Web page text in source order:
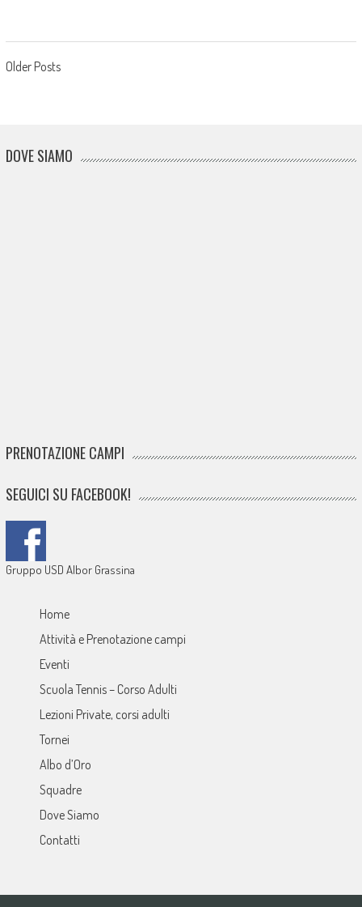
Posts navigation
Older Posts
DOVE SIAMO
PRENOTAZIONE CAMPI
SEGUICI SU FACEBOOK!
Gruppo USD Albor Grassina
Home
Attività e Prenotazione campi
Eventi
Scuola Tennis – Corso Adulti
Lezioni Private, corsi adulti
Tornei
Albo d’Oro
Squadre
Dove Siamo
Contatti